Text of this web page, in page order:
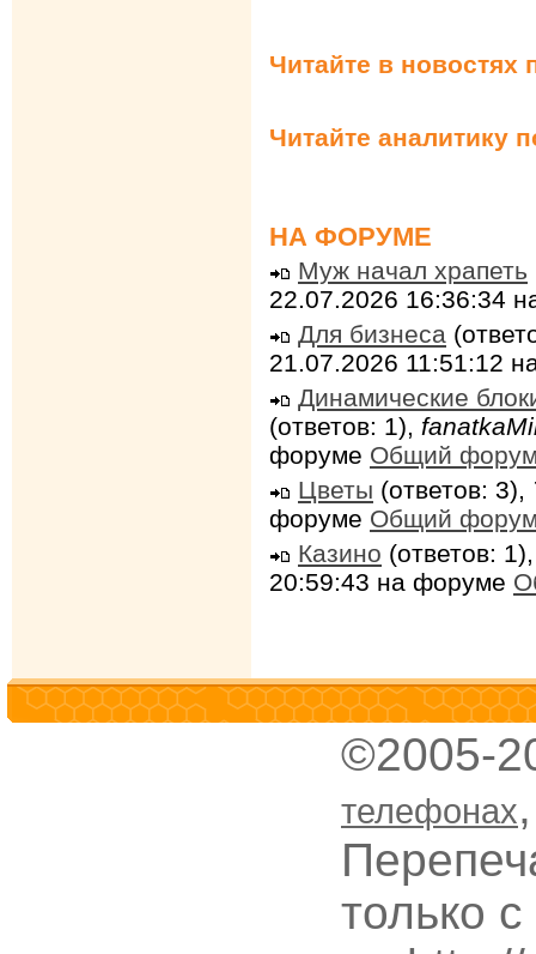
Читайте в новостях
Читайте аналитику
НА ФОРУМЕ
Муж начал храпеть
22.07.2026 16:36:34
Для бизнеса
21.07.2026 11:51:12
Динамические
(ответов: 1),
форуме Общий
Цветы (ответов: 3),
форуме Общий
Казино (ответов:
20:59:43 на форуме
©2005-
телефонах
только